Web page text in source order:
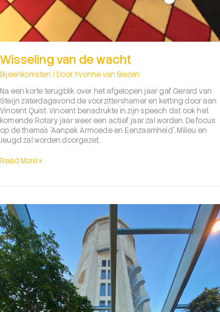
Wisseling van de wacht
Bijeenkomsten / DoorYvonne van Biezen
Na een korte terugblik over het afgelopen jaar gaf Gerard van
Steijn zaterdagavond de voorzittershamer en ketting door aan
Vincent Quist. Vincent benadrukte in zijn speech dat ook het
komende Rotary jaar weer een actief jaar zal worden. De focus
op de thema’s “Aanpak Armoede en Eenzaamheid”, Milieu en
Jeugd zal worden doorgezet.
Wisseling
wacht
Read More »